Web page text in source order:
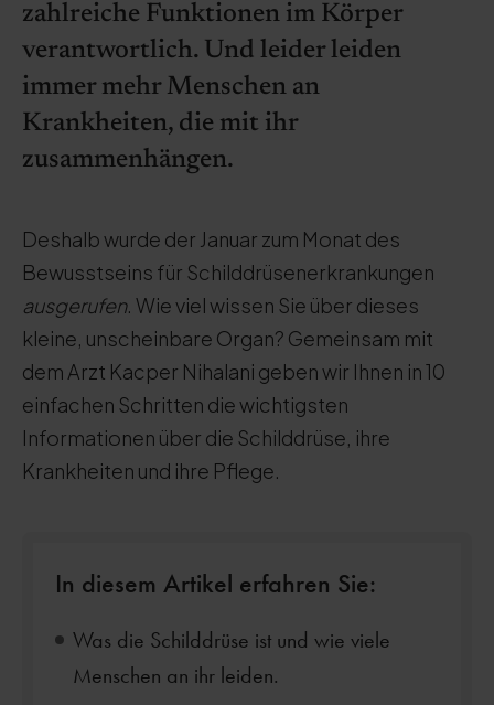
zahlreiche Funktionen im Körper
verantwortlich. Und leider leiden
immer mehr Menschen an
Krankheiten, die mit ihr
zusammenhängen.
Deshalb wurde der Januar zum Monat des
Bewusstseins für Schilddrüsenerkrankungen
ausgerufen. Wie viel wissen Sie über dieses
kleine, unscheinbare Organ? Gemeinsam mit
dem Arzt Kacper Nihalani geben wir Ihnen in 10
einfachen Schritten die wichtigsten
Informationen über die Schilddrüse, ihre
Krankheiten und ihre Pflege.
In diesem Artikel erfahren Sie:
Was die Schilddrüse ist und wie viele
Menschen an ihr leiden.